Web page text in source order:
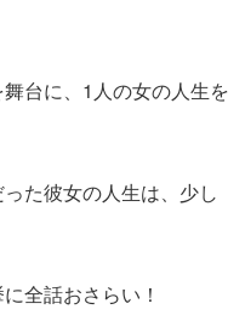
台に、1人の女の人生を
た彼女の人生は、少し
全話おさらい！